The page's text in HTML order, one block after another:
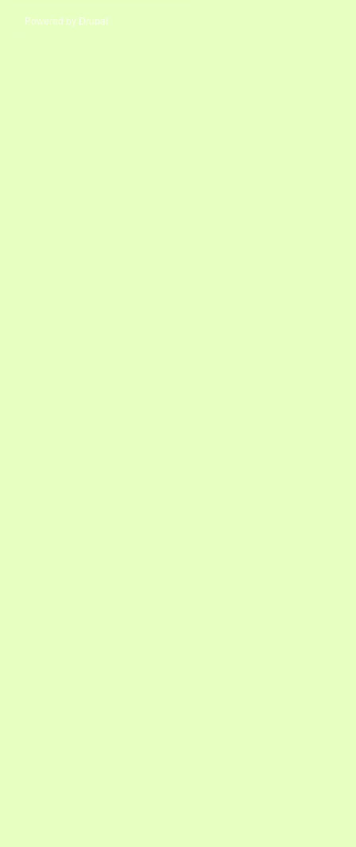
Powered by Drupal